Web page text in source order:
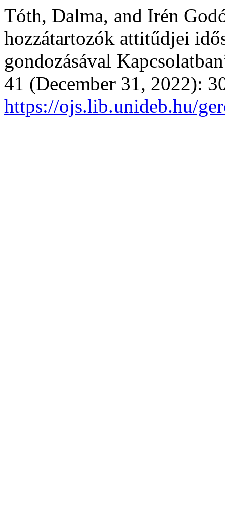
Tóth, Dalma, and Irén
hozzátartozók attitűdjei
gondozásával
41 (December 31, 2022):
https://ojs.lib.unideb.hu/